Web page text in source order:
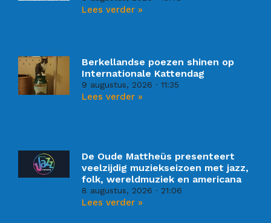
Lees verder »
Berkellandse poezen shinen op
Internationale Kattendag
9 augustus, 2026 11:35
Lees verder »
De Oude Mattheüs presenteert
veelzijdig muziekseizoen met jazz,
folk, wereldmuziek en americana
8 augustus, 2026 21:06
Lees verder »